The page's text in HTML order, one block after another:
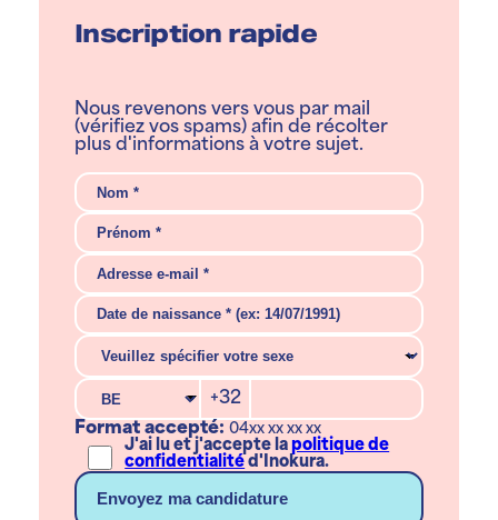
Inscription rapide
Nous revenons vers vous par mail
(vérifiez vos spams) afin de récolter
plus d'informations à votre sujet.
+32
Format accepté:04xx xx xx xx
J'ai lu et j'accepte la politique de
confidentialité d'Inokura.